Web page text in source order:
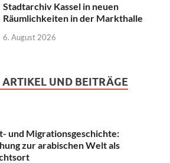
Stadtarchiv Kassel in neuen
Räumlichkeiten in der Markthalle
6. August 2026
ARTIKEL UND BEITRÄGE
und Migrationsgeschichte:
zur arabischen Welt als